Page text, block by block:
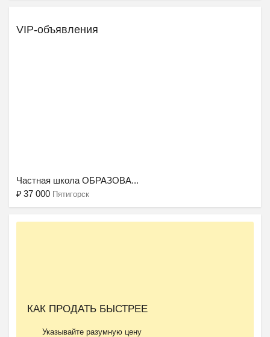
VIP-объявления
Частная школа ОБРАЗОВА...
₽ 37 000 Пятигорск
КАК ПРОДАТЬ БЫСТРЕЕ
Указывайте разумную цену